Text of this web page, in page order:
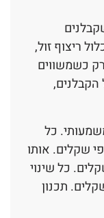
ריצוף זול,
רק כשמשווים
הקבלנים,
כל
שקלים. אותו
כל שינוי
תכנון